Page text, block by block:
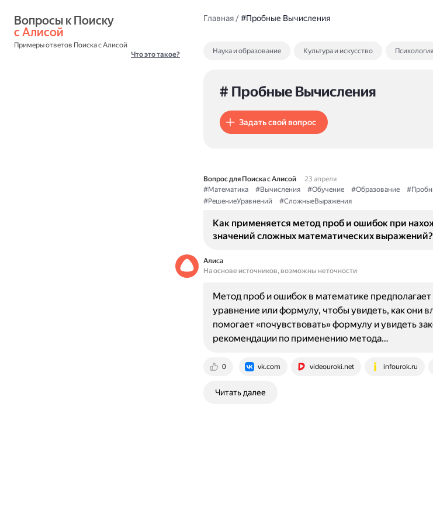
с Алисой
Примеры ответов Поиска с Алисой
Что это такое?
Главная/#Пробные Вычисления
Наука и образование Культура и искусство
# Пробные Вычисления
Задать свой вопрос
Вопрос для Поиска с Алисой
23 апреля
#Математика
#Вычисления #Обучение #Образование
#РешениеУравнений
#СложныеВыражения
Как применяется метод проб и ошибок при
значений сложных математических выражений?
Алиса
На основе источников, возможны неточности
0 vk.com videouroki.net infourok.ru
Метод проб и ошибок в математике предполагает
уравнение или формулу, чтобы увидеть, как они
помогает «почувствовать» формулу и увидеть
рекомендации по применению метода…
Читать далее